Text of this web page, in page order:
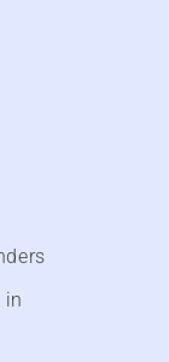
in